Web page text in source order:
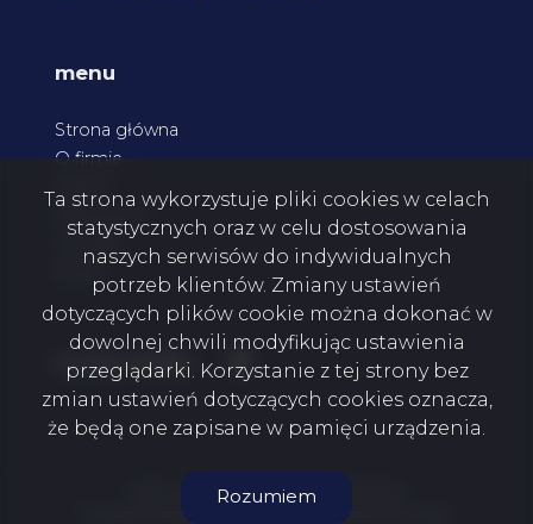
menu
Strona główna
O firmie
Kontakt
social media Facebook
MTM Invest Mateusz Malutko © 2026
Program dla biur nieruchomości
Galactica Virgo
Ta strona wykorzystuje pliki cookies w celach
statystycznych oraz w celu dostosowania
naszych serwisów do indywidualnych
potrzeb klientów. Zmiany ustawień
dotyczących plików cookie można dokonać w
dowolnej chwili modyfikując ustawienia
przeglądarki. Korzystanie z tej strony bez
zmian ustawień dotyczących cookies oznacza,
że będą one zapisane w pamięci urządzenia.
Rozumiem